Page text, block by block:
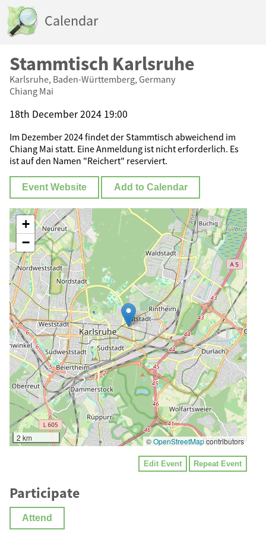
Calendar
Stammtisch Karlsruhe
Karlsruhe, Baden-Württemberg, Germany
Chiang Mai
18th December 2024 19:00
Im Dezember 2024 findet der Stammtisch abweichend im
Chiang Mai statt. Eine Anmeldung ist nicht erforderlich. Es
ist auf den Namen "Reichert" reserviert.
Event Website Add to Calendar
+
−
2 km ©OpenStreetMapcontributors
Edit Event Repeat Event
Participate
Attend